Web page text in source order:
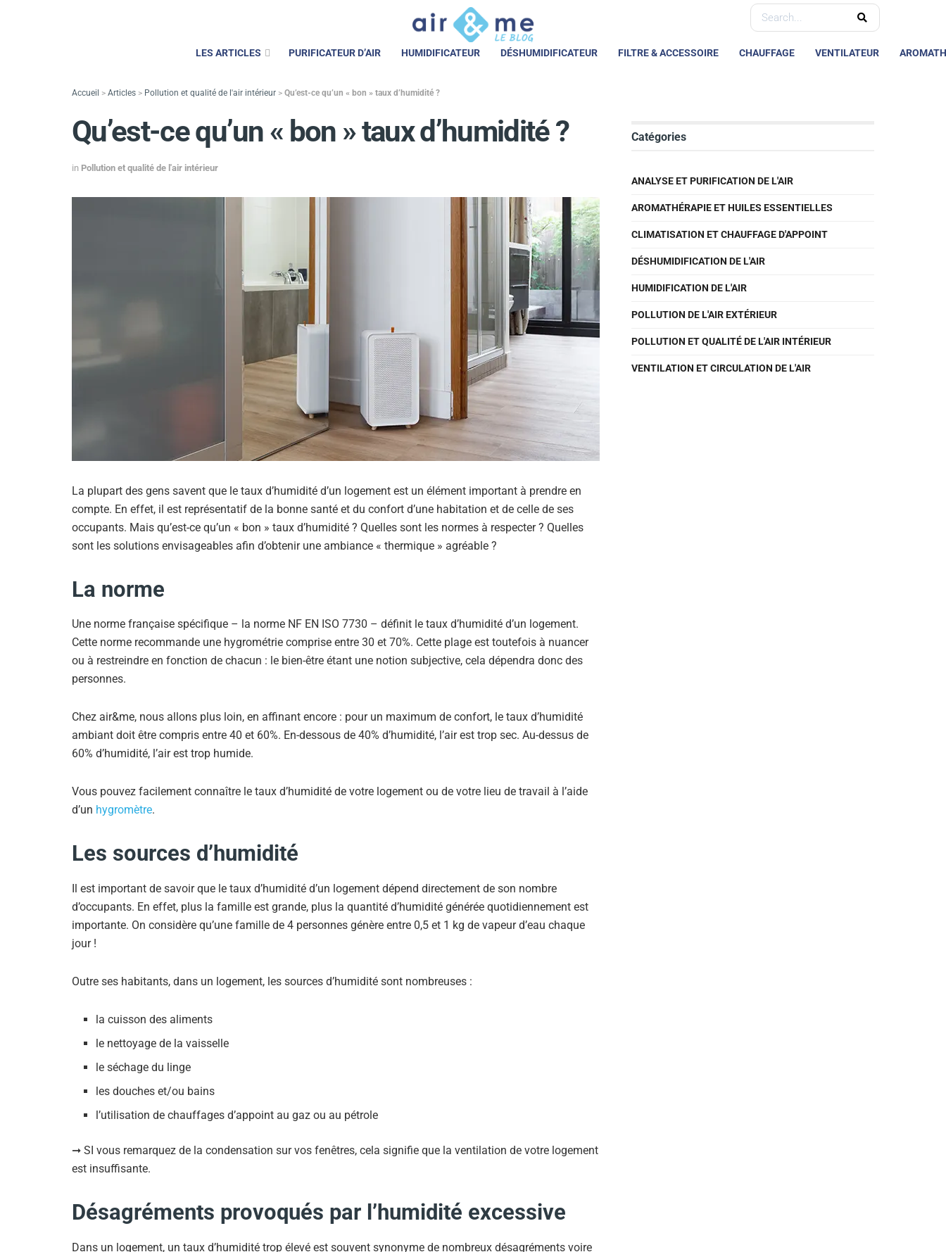
LES ARTICLES PURIFICATEUR D’AIR HUMIDIFICATEUR DÉSHUMIDIFICATEUR FILTRE & ACCESSOIRE CHAUFFAGE VENTILATEUR
Accueil > Articles > Pollution et qualité de l'air intérieur > Qu’est-ce qu’un « bon » taux d’humidité ?
Qu’est-ce qu’un « bon » taux d’humidité ?
in Pollution et qualité de l'air intérieur
La plupart des gens savent que le taux d’humidité d’un logement est un élément important à prendre en
compte. En effet, il est représentatif de la bonne santé et du confort d’une habitation et de celle de ses
occupants. Mais qu’est-ce qu’un « bon » taux d’humidité ? Quelles sont les normes à respecter ? Quelles
sont les solutions envisageables afin d’obtenir une ambiance « thermique » agréable ?
La norme
Une norme française spécifique – la norme NF EN ISO 7730 – définit le taux d’humidité d’un logement.
Cette norme recommande une hygrométrie comprise entre 30 et 70%. Cette plage est toutefois à nuancer
ou à restreindre en fonction de chacun : le bien-être étant une notion subjective, cela dépendra donc des
personnes.
Chez air&me, nous allons plus loin, en affinant encore : pour un maximum de confort, le taux d’humidité
ambiant doit être compris entre 40 et 60%. En-dessous de 40% d’humidité, l’air est trop sec. Au-dessus de
60% d’humidité, l’air est trop humide.
Vous pouvez facilement connaître le taux d’humidité de votre logement ou de votre lieu de travail à l’aide
d’un hygromètre.
Les sources d’humidité
Il est important de savoir que le taux d’humidité d’un logement dépend directement de son nombre
d’occupants. En effet, plus la famille est grande, plus la quantité d’humidité générée quotidiennement est
importante. On considère qu’une famille de 4 personnes génère entre 0,5 et 1 kg de vapeur d’eau chaque
jour !
Outre ses habitants, dans un logement, les sources d’humidité sont nombreuses :
la cuisson des aliments
le nettoyage de la vaisselle
le séchage du linge
les douches et/ou bains
l’utilisation de chauffages d’appoint au gaz ou au pétrole
➞ SI vous remarquez de la condensation sur vos fenêtres, cela signifie que la ventilation de votre logement
est insuffisante.
Désagréments provoqués par l’humidité excessive
Dans un logement, un taux d’humidité trop élevé est souvent synonyme de nombreux désagréments voire
Catégories
ANALYSE ET PURIFICATION DE L'AIR
AROMATHÉRAPIE ET HUILES ESSENTIELLES
CLIMATISATION ET CHAUFFAGE D'APPOINT
DÉSHUMIDIFICATION DE L'AIR
HUMIDIFICATION DE L'AIR
POLLUTION DE L'AIR EXTÉRIEUR
POLLUTION ET QUALITÉ DE L'AIR INTÉRIEUR
VENTILATION ET CIRCULATION DE L'AIR